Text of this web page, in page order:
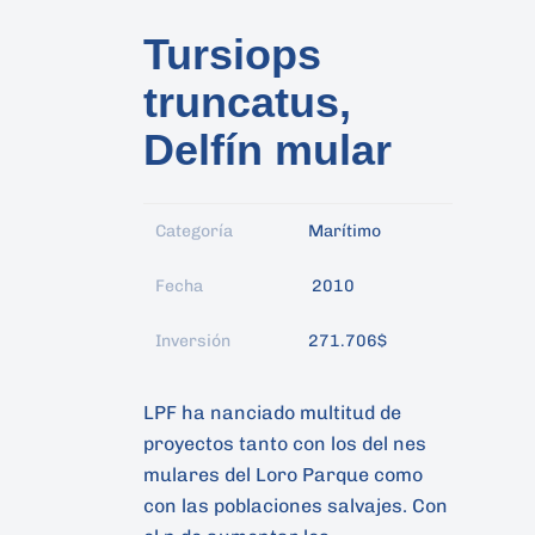
Presiona enter para buscar o ESC para
Tursiops
truncatus,
Delfín mular
Categoría Marítimo
Fecha 2010
Inversión 271.706$
LPF ha nanciado multitud de
proyectos tanto con los del nes
mulares del Loro Parque como
con las poblaciones salvajes. Con